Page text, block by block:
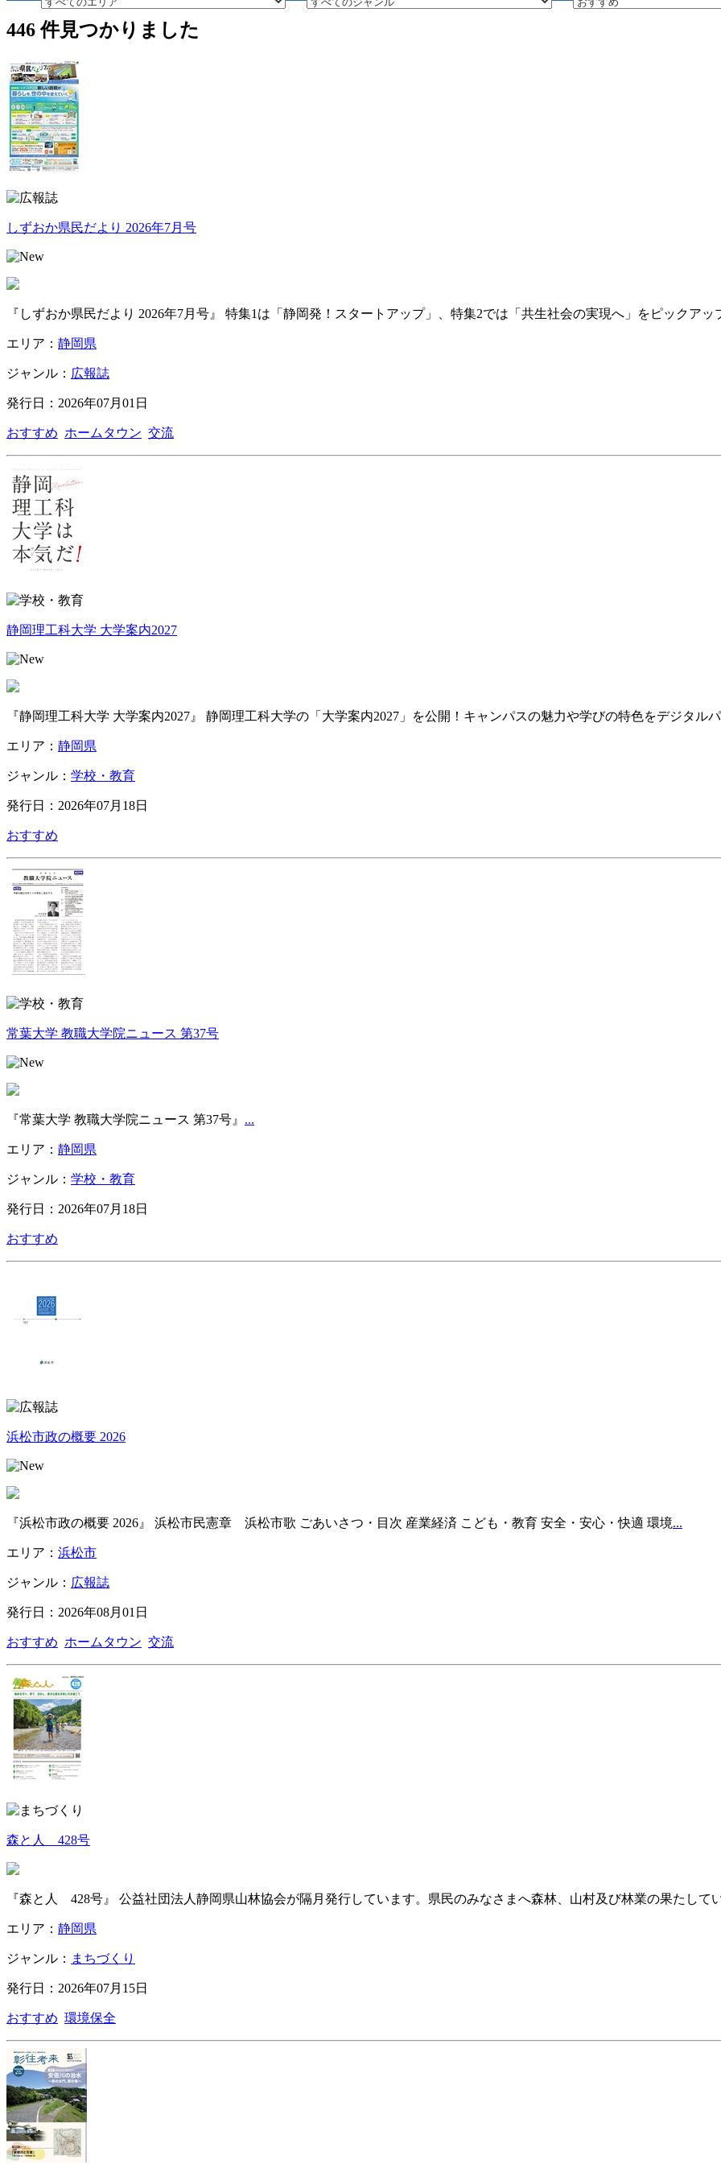
446件見つかりました
しずおか県民だより 2026年7月号
『しずおか県民だより 2026年7月号』 特集1は「静岡発！スタートアップ」、特集2では「共生社会の実現へ」をピックアッ
エリア： 静岡県
ジャンル： 広報誌
発行日：2026年07月01日
おすすめ ホームタウン 交流
静岡理工科大学 大学案内2027
『静岡理工科大学 大学案内2027』 静岡理工科大学の「大学案内2027」を公開！キャンパスの魅力や学びの特色をデジタル
エリア： 静岡県
ジャンル： 学校・教育
発行日：2026年07月18日
おすすめ
常葉大学 教職大学院ニュース 第37号
『常葉大学 教職大学院ニュース 第37号』 ...
エリア： 静岡県
ジャンル： 学校・教育
発行日：2026年07月18日
おすすめ
浜松市政の概要 2026
『浜松市政の概要 2026』 浜松市民憲章 浜松市歌 ごあいさつ・目次 産業経済 こども・教育 安全・安心・快適 環境...
エリア： 浜松市
ジャンル： 広報誌
発行日：2026年08月01日
おすすめ ホームタウン 交流
森と人 428号
『森と人 428号』 公益社団法人静岡県山林協会が隔月発行しています。県民のみなさまへ森林、山村及び林業の果たして
エリア： 静岡県
ジャンル： まちづくり
発行日：2026年07月15日
おすすめ 環境保全